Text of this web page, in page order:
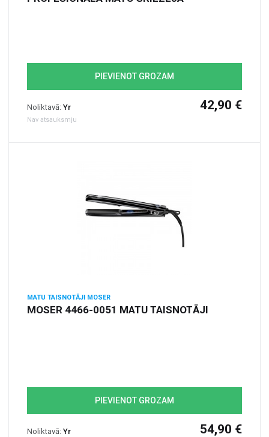
PIEVIENOT GROZAM
Noliktavā: Yr
Nav atsauksmju
42,90 €
MATU TAISNOTĀJI MOSER
MOSER 4466-0051 MATU TAISNOTĀJI
PIEVIENOT GROZAM
Noliktavā: Yr 54,90 €